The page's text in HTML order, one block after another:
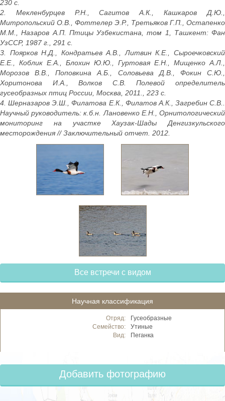
230 с.
2. Мекленбурцев Р.Н., Сагитов А.К., Кашкаров Д.Ю.,
Митропольский О.В., Фоттелер Э.Р., Третьяков Г.П., Остапенко
М.М., Назаров А.П. Птицы Узбекистана, том 1, Ташкент: Фан
УзССР, 1987 г., 291 с.
3. Поярков Н.Д., Кондратьев А.В., Литвин К.Е., Сыроечковский
Е.Е., Коблик Е.А., Блохин Ю.Ю., Гуртовая Е.Н., Мищенко А.Л.,
Морозов В.В., Поповкина А.Б., Соловьева Д.В., Фокин С.Ю.,
Хоритонова И.А., Волков С.В. Полевой определитель
гусеобразных птиц России, Москва, 2011., 223 с.
4. Шерназаров Э.Ш., Филатова Е.К., Филатов А.К., Загребин С.В..
Научный руководитель: к.б.н. Лановенко Е.Н., Орнитологический
мониторинг на участке Хаузак-Шады Денгизкульского
месторождения // Заключительный отчет. 2012.
Все встречи с видом
Научная классификация
Отряд:
Гусеобразные
Семейство:
Утиные
Вид:
Пеганка
Добавить фотографию